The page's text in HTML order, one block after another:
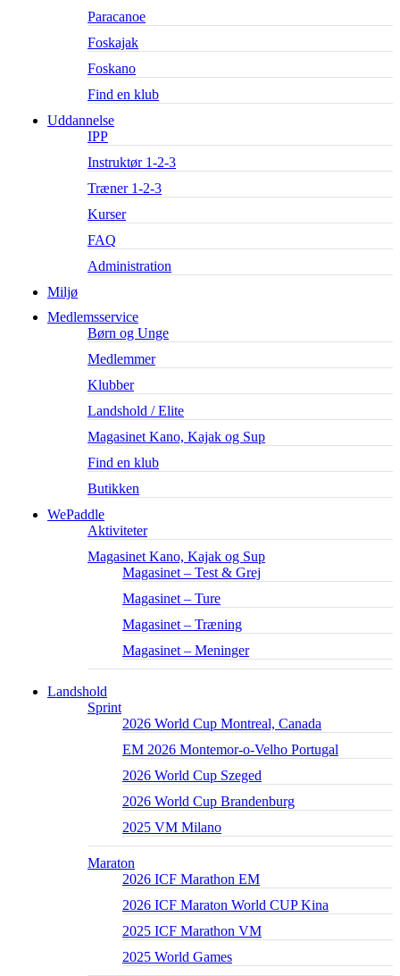
Paracanoe
Foskajak
Foskano
Find en klub
Uddannelse
IPP
Instruktør 1-2-3
Træner 1-2-3
Kurser
FAQ
Administration
Miljø
Medlemsservice
Børn og Unge
Medlemmer
Klubber
Landshold / Elite
Magasinet Kano, Kajak og Sup
Find en klub
Butikken
WePaddle
Aktiviteter
Magasinet Kano, Kajak og Sup
Magasinet – Test & Grej
Magasinet – Ture
Magasinet – Træning
Magasinet – Meninger
Landshold
Sprint
2026 World Cup Montreal, Canada
EM 2026 Montemor-o-Velho Portugal
2026 World Cup Szeged
2026 World Cup Brandenburg
2025 VM Milano
Maraton
2026 ICF Marathon EM
2026 ICF Maraton World CUP Kina
2025 ICF Marathon VM
2025 World Games